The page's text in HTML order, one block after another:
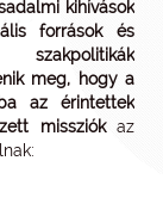
kihívások
források és
meg, hogy a
az érintettek
missziókaz